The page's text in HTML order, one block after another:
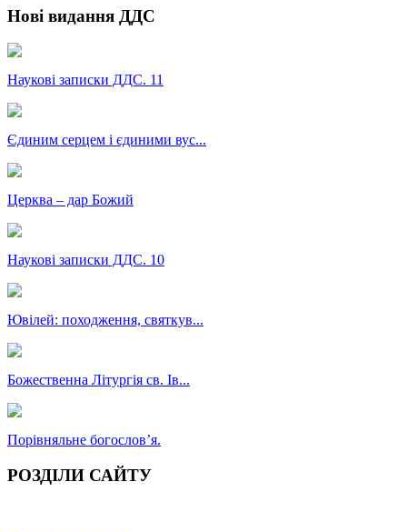
Нові видання ДДС
Наукові записки ДДС. 11
Єдиним серцем і єдиними вус...
Церква – дар Божий
Наукові записки ДДС. 10
Ювілей: походження, святкув...
Божественна Літургія св. Ів...
Порівняльне богословʼя.
РОЗДІЛИ САЙТУ